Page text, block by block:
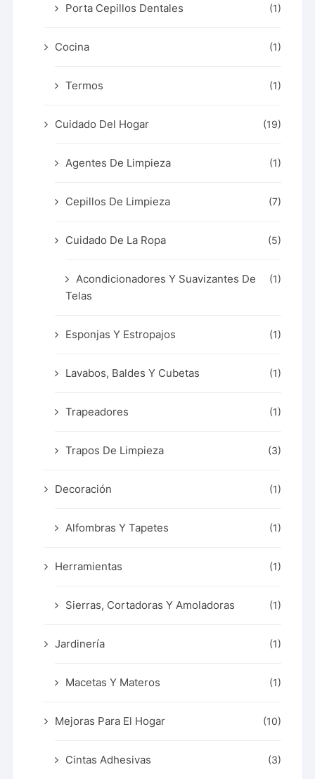
Porta Cepillos Dentales (1)
Cocina (1)
Termos (1)
Cuidado Del Hogar (19)
Agentes De Limpieza (1)
Cepillos De Limpieza (7)
Cuidado De La Ropa (5)
Acondicionadores Y Suavizantes De
Telas
(1)
Esponjas Y Estropajos (1)
Lavabos, Baldes Y Cubetas (1)
Trapeadores (1)
Trapos De Limpieza (3)
Decoración (1)
Alfombras Y Tapetes (1)
Herramientas (1)
Sierras, Cortadoras Y Amoladoras (1)
Jardinería (1)
Macetas Y Materos (1)
Mejoras Para El Hogar (10)
Cintas Adhesivas (3)